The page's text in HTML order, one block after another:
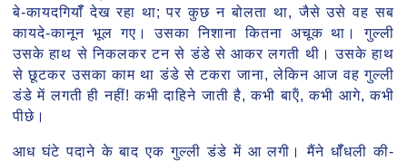
बे-कायदगियॉँ देख रहा था; पर कुछ न बोलता था, जैसे उसे वह सब
कायदे-कानून भूल गए। उसका निशाना कितना अचूक था। गुल्ली
उसके हाथ से निकलकर टन से डंडे से आकर लगती थी। उसके हाथ
से छूटकर उसका काम था डंडे से टकरा जाना, लेकिन आज वह गुल्ली
डंडे में लगती ही नहीं! कभी दाहिने जाती है, कभी बाऍं, कभी आगे, कभी
पीछे।
आध घंटे पदाने के बाद एक गुल्ली डंडे में आ लगी। मैंने धॉँधली की-